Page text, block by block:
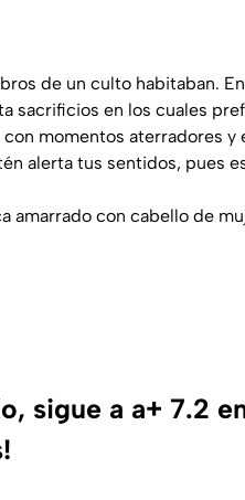
de un culto habitaban.
sacrificios en los cuales
momentos aterradores y
alerta tus sentidos, pues
amarrado con cabello de
sigue a a+ 7.2